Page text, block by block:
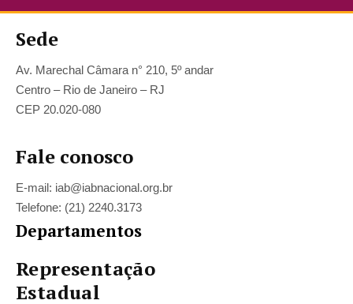
Sede
Av. Marechal Câmara n° 210, 5º andar
Centro – Rio de Janeiro – RJ
CEP 20.020-080
Fale conosco
E-mail: iab@iabnacional.org.br
Telefone: (21) 2240.3173
Departamentos
Representação
Estadual